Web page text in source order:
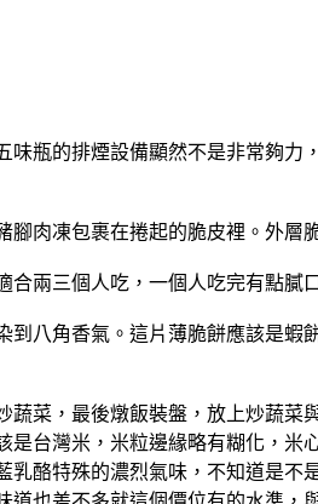
瓶的排煙設備顯然不是非常夠力
肉凍包裹在捲起的脆皮裡。外層
兩三個人吃，一個人吃完有點膩
八角香氣。這片薄脆餅應該是蝦
菜，最後燉飯裝盤，放上炒蔬
台灣米，米粒邊緣略有糊化，
酪特殊的濃烈氣味，不知道是